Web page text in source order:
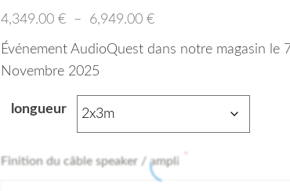
4,349.00€ – 6,949.00€
Événement AudioQuest dans notre magasin le
Novembre 2025
longueur
Finition du câble speaker / ampli *